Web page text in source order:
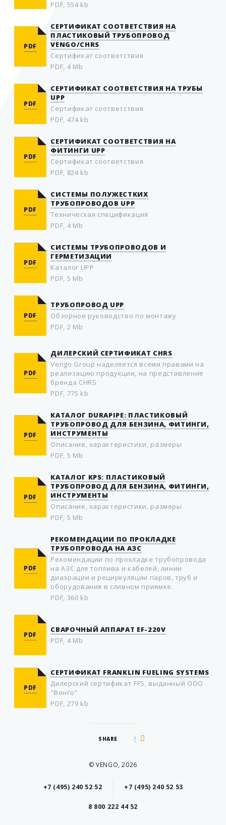
PDF, 554 kb
PDF
СЕРТИФИКАТ СООТВЕТСТВИЯ НА
ПЛАСТИКОВЫЙ ТРУБОПРОВОД
VENGO/CHRS
Сертификат соответствия
PDF, 4 Mb
PDF
СЕРТИФИКАТ СООТВЕТСТВИЯ НА ТРУБЫ
UPP
Сертификат соответствия
PDF, 474 kb
PDF
СЕРТИФИКАТ СООТВЕТСТВИЯ НА
ФИТИНГИ UPP
Сертификат соответствия
PDF, 824 kb
PDF
СИСТЕМЫ ПОЛУЖЕСТКИХ
ТРУБОПРОВОДОВ UPP
Техническая спецификация
PDF, 4 Mb
PDF
СИСТЕМЫ ТРУБОПРОВОДОВ И
ГЕРМЕТИЗАЦИИ
Каталог UPP
PDF, 5 Mb
PDF
ТРУБОПРОВОД UPP
Обзорное руководство по монтажу
PDF, 2 Mb
PDF
ДИЛЕРСКИЙ СЕРТИФИКАТ ​CHRS
Vengo Group наделяется всеми правами на
реализацию продукции, на представление
бренда CHRS
PDF, 775 kb
PDF
КАТАЛОГ DURAPIPE: ПЛАСТИКОВЫЙ
ТРУБОПРОВОД ДЛЯ БЕНЗИНА, ФИТИНГИ,
ИНСТРУМЕНТЫ
Описание, характеристики, размеры
PDF, 5 Mb
PDF
КАТАЛОГ KPS: ПЛАСТИКОВЫЙ
ТРУБОПРОВОД ДЛЯ БЕНЗИНА, ФИТИНГИ,
ИНСТРУМЕНТЫ
Описание, характеристики, размеры
PDF, 5 Mb
PDF
РЕКОМЕНДАЦИИ ПО ПРОКЛАДКЕ
ТРУБОПРОВОДА НА АЗС
Рекомендации по прокладке трубопровода
на АЗС для топлива и кабелей, линии
диаэрации и рециркуляции паров, труб и
оборудования в сливном приямке.
PDF, 360 kb
PDF
СВАРОЧНЫЙ АППАРАТ EF-220V
PDF, 4 Mb
PDF
СЕРТИФИКАТ FRANKLIN FUELING SYSTEMS
Дилерский сертификат FFS, выданный ООО
"Венго"
PDF, 279 kb
SHARE
© VENGO, 2026
+7 (495) 240 52 52 +7 (495) 240 52 53
8 800 222 44 52